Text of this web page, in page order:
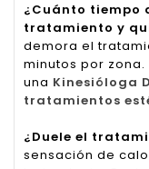
¿Cuánto tiempo
tratamiento y
demora el
minutos por
una Kinesióloga
tratamientos
¿Duele el
sensación de